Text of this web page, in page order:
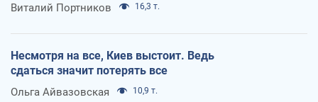
Виталий Портников 16,3 т.
Несмотря на все, Киев выстоит. Ведь
сдаться значит потерять все
Ольга Айвазовская 10,9 т.